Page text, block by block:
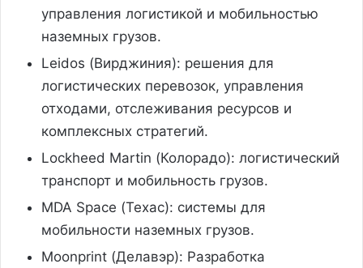
управления логистикой и мобильностью
наземных грузов.
Leidos (Вирджиния): решения для
логистических перевозок, управления
отходами, отслеживания ресурсов и
комплексных стратегий.
Lockheed Martin (Колорадо): логистический
транспорт и мобильность грузов.
MDA Space (Техас): системы для
мобильности наземных грузов.
Moonprint (Делавэр): Разработка